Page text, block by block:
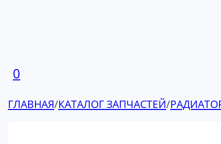
0
ГЛАВНАЯ/КАТАЛОГ ЗАПЧАСТЕЙ/